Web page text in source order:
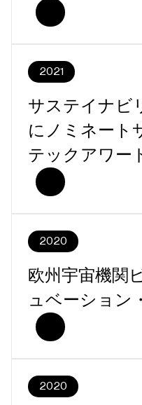
2021
サステイナビ
にノミネート
テックアワー
2020
欧州宇宙機関
ュベーション
2020